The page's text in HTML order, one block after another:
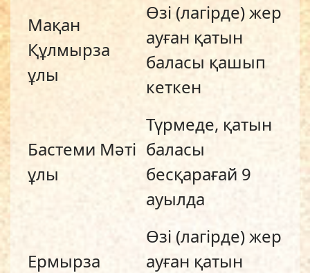
Мақан
Құлмырза
ұлы
Өзі (лагірде) жер
ауған қатын
баласы қашып
кеткен
Бастеми Мәті
ұлы
Түрмеде, қатын
баласы
бесқарағай 9
ауылда
Ермырза
Өзі (лагірде) жер
ауған қатын